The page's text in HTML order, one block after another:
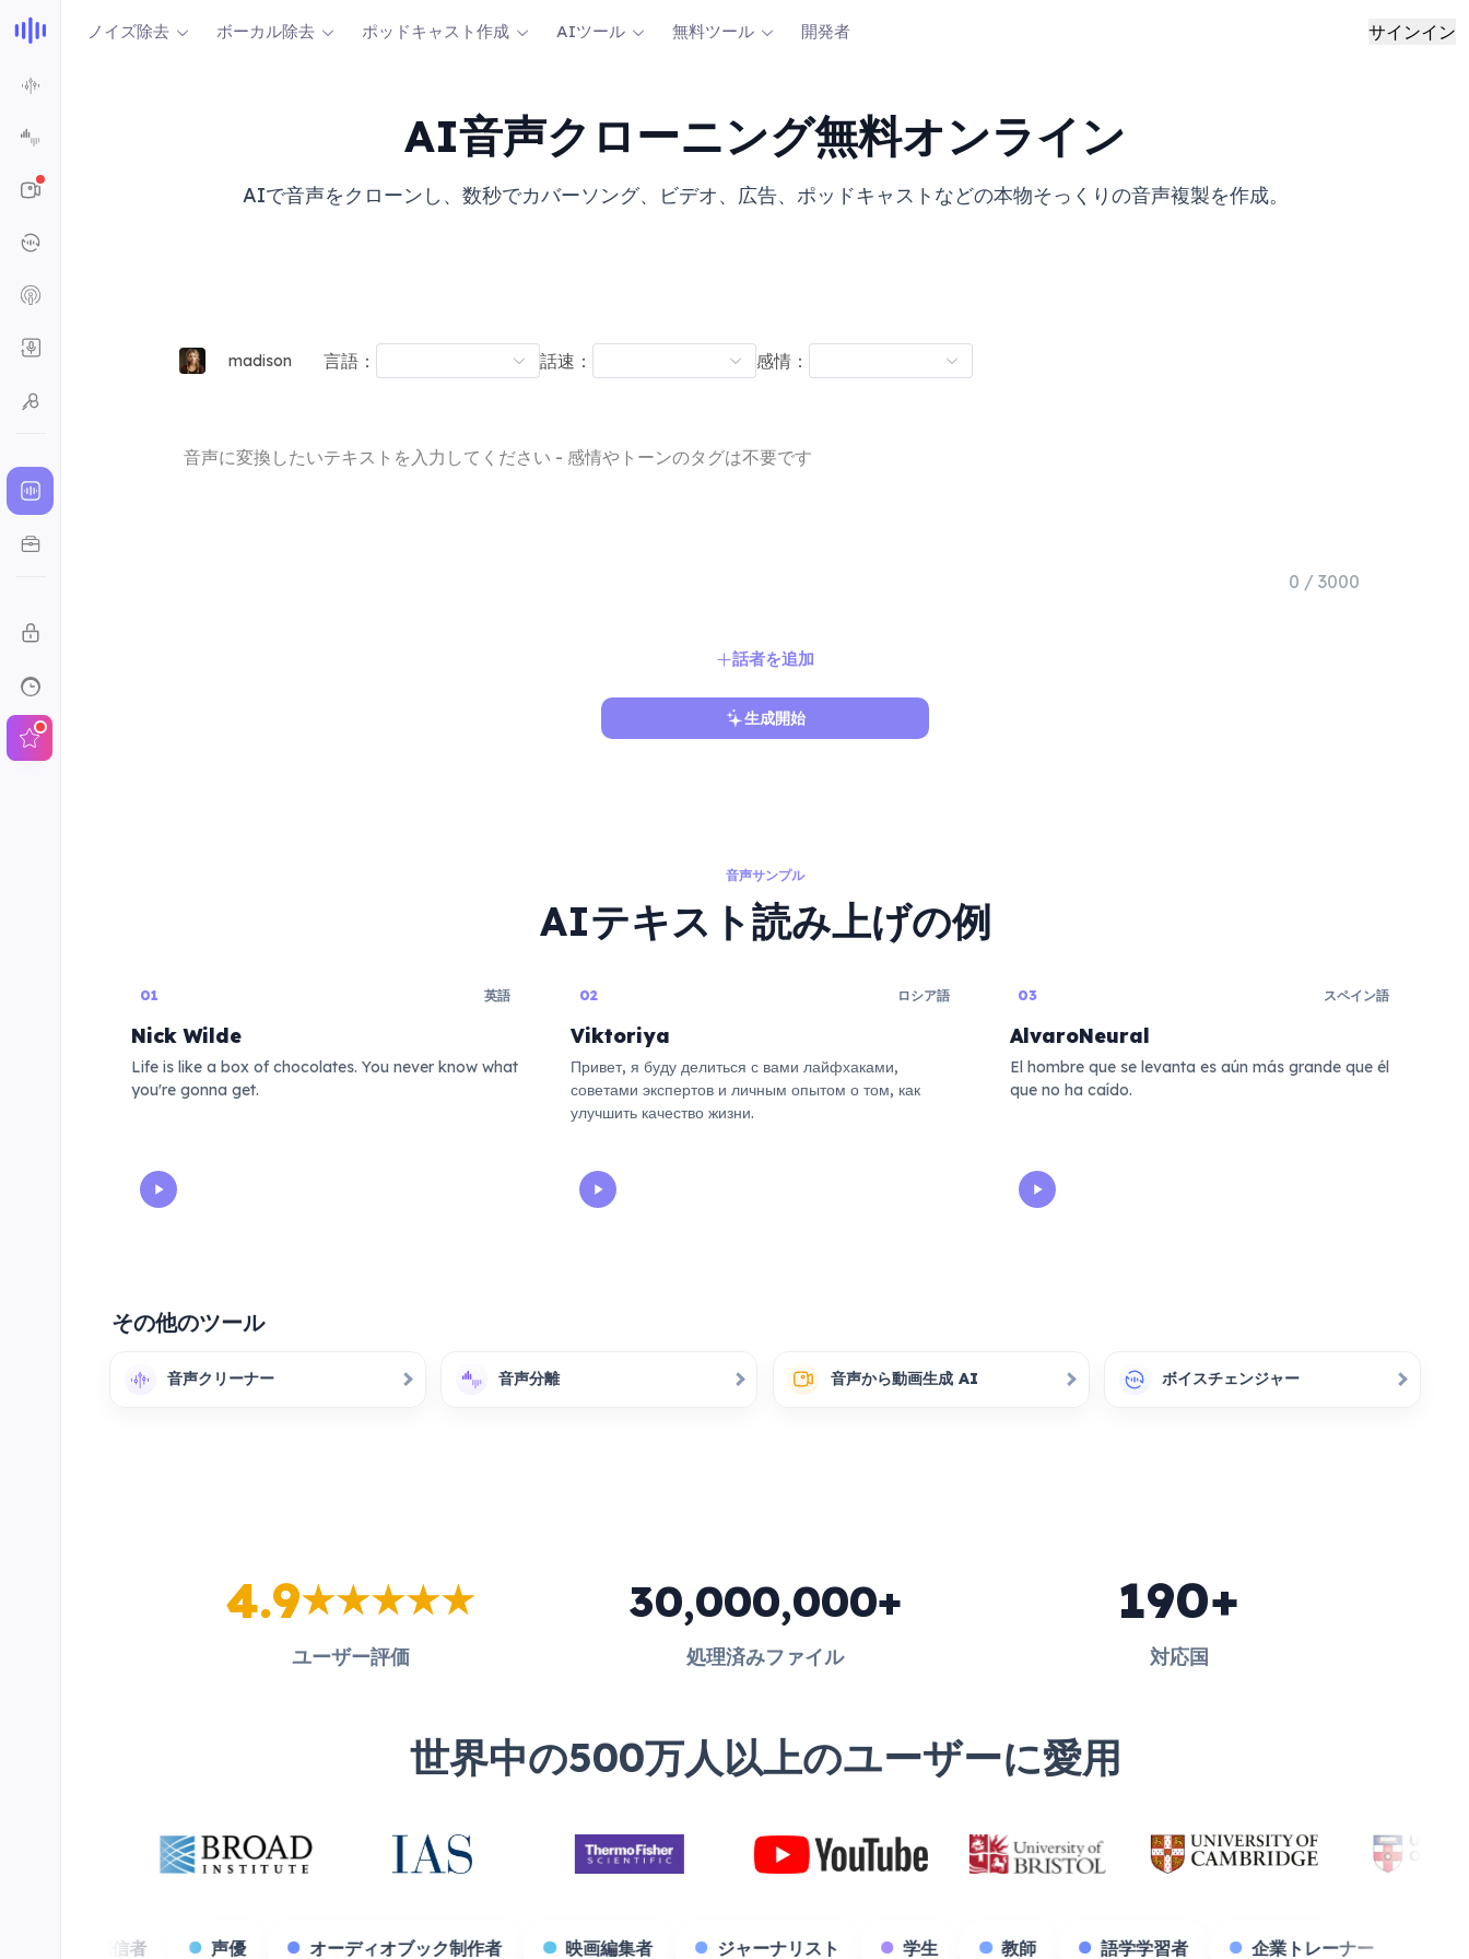
ノイズ除去 ボーカル除去 ポッドキャスト作成 AIツール 無料ツール 開発者 サインイン
AI音声クローニング無料オンライン
AIで音声をクローンし、数秒でカバーソング、ビデオ、広告、ポッドキャストなどの本物そっくりの音声複製を作成。
madison 言語： 話速： 感情：
0 / 3000
話者を追加
生成開始
音声サンプル
AIテキスト読み上げの例
01 英語
Nick Wilde
Life is like a box of chocolates. You never know what
you're gonna get.
02 ロシア語
Viktoriya
Привет, я буду делиться с вами лайфхаками,
советами экспертов и личным опытом о том, как
улучшить качество жизни.
03 スペイン語
AlvaroNeural
El hombre que se levanta es aún más grande que él
que no ha caído.
その他のツール
音声クリーナー 音声分離 音声から動画生成 AI ボイスチェンジャー
4.9
ユーザー評価
30,000,000+
処理済みファイル
190+
対応国
世界中の500万人以上のユーザーに愛用
ゲーム配信者 声優 オーディオブック制作者 映画編集者 ジャーナリスト 学生 教師 語学学習者 企業トレーナ